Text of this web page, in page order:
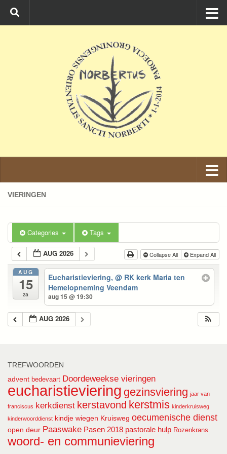
Ga naar de inhoud
VIERINGEN
Categories Tags
AUG 2026 Collapse All Expand All
AUG
15
za
Eucharistieviering,@ RK kerk Maria ten
Hemelopneming Veendam
aug 15 @ 19:30
AUG 2026
TREFWOORDEN
advent bedevaart Doordeweekse vieringen
eucharistieviering gezinsviering jaar van
franciscus kerkdienst kerstavond kerstmis kinderkruisweg
kinderwoorddienst kindje wiegen Kruisweg oecumenische dienst
open deur Paaswake Pasen 2018 pastorale hulp Rozenkrans
woord- en communieviering